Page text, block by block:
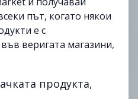
Супер цена Охладен заек
Произход - Испания за
път, когато някои
е с
веригата магазини,
продукта,